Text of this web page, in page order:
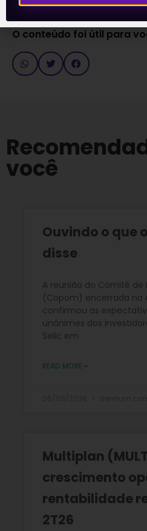
O conteúdo foi útil para
você
Ouvindo o que
disse
A reunião do Comitê de
(Copom) encerrada
confirmou as
unânimes dos
Selic em
READ MORE »
Multiplan
crescimento
rentabilidade
2T26